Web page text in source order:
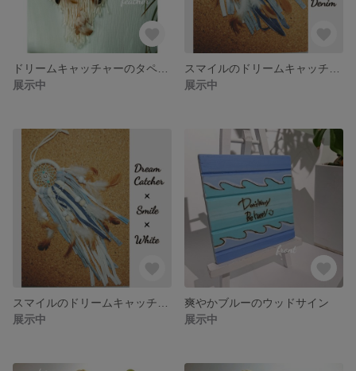
展示中
展示中
展示中
爽やかブルーのウッドサイン
展示中